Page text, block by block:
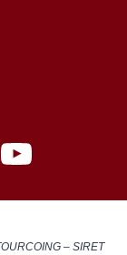
– SIRET